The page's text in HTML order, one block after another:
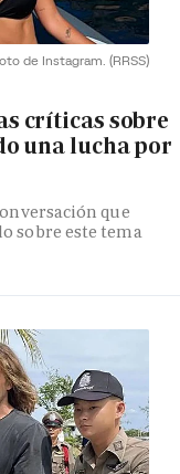
de Instagram. (RRSS)
críticas sobre
una lucha por
que
sobre este tema